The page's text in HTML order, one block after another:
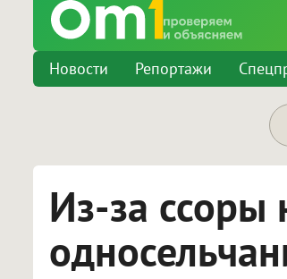
Новости Репортажи
Из-за ссоры